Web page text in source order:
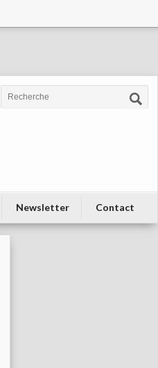
Newsletter Contact